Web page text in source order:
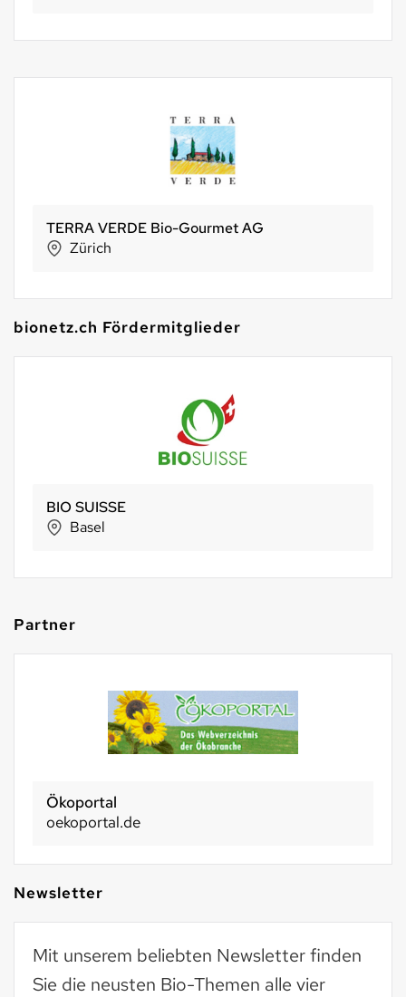
TERRA VERDE Bio-Gourmet AG
Zürich
bionetz.ch Fördermitglieder
BIO SUISSE
Basel
Partner
Ökoportal
oekoportal.de
Newsletter
Mit unserem beliebten Newsletter finden
Sie die neusten Bio-Themen alle vier